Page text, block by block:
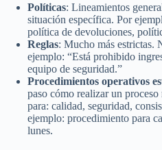
Políticas: Lineamientos
situación específica. Por
política de devoluciones,
Reglas: Mucho más estrictas.
ejemplo: “Está prohibido
equipo de seguridad.”
Procedimientos operativos
paso cómo realizar un
para: calidad, seguridad,
ejemplo: procedimiento para
lunes.